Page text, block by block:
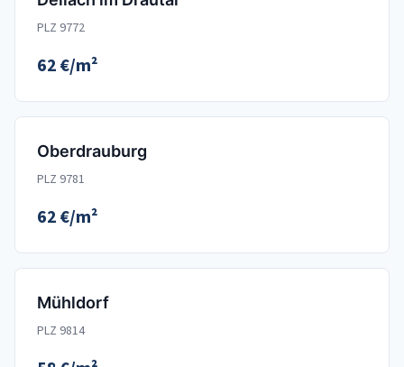
PLZ 9772
62 €/m²
Oberdrauburg
PLZ 9781
62 €/m²
Mühldorf
PLZ 9814